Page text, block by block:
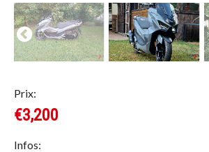
Prix:
€3,200
Infos: